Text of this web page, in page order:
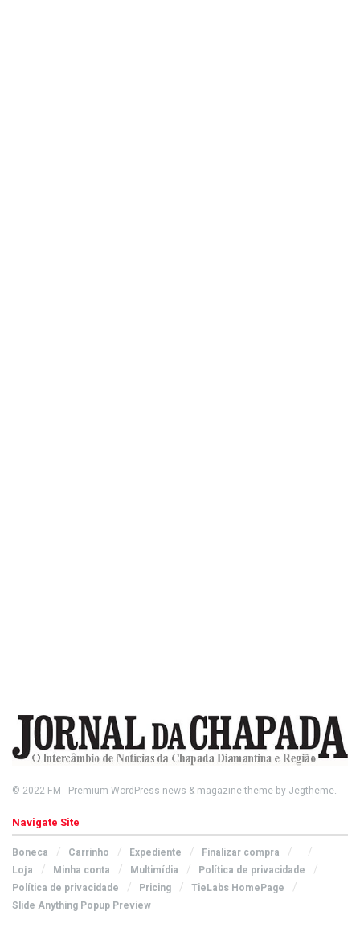
© 2022 FM - Premium WordPress news & magazine theme by Jegtheme.
Navigate Site
Boneca Carrinho Expediente
Finalizar compra
Loja
Minha conta Multimídia
Política de privacidade
Política de privacidade
Pricing
TieLabs HomePage
Slide Anything Popup Preview